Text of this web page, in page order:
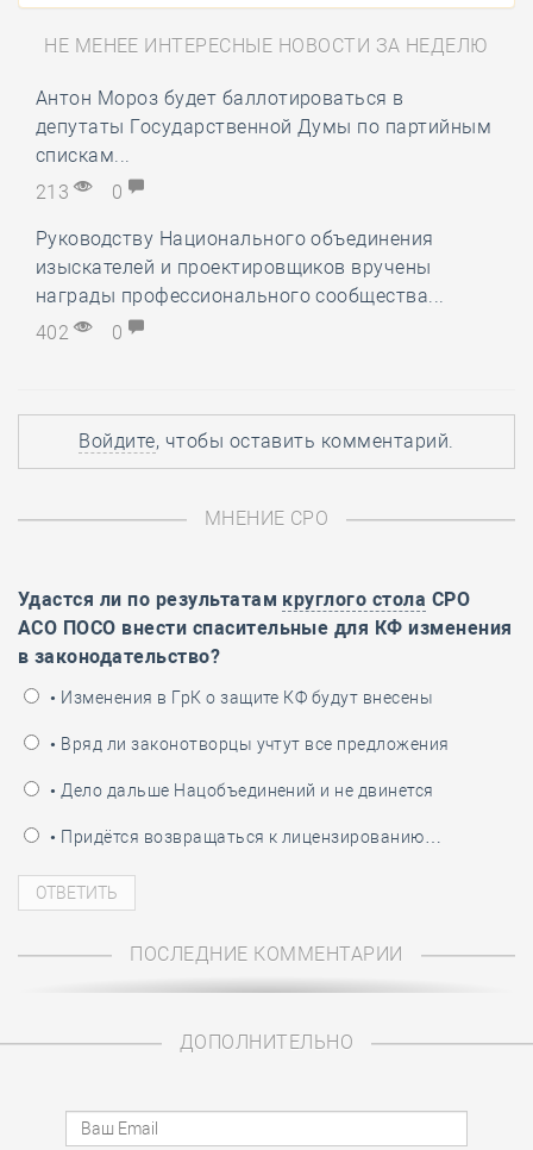
НЕ МЕНЕЕ ИНТЕРЕСНЫЕ НОВОСТИ ЗА НЕДЕЛЮ
Антон Мороз будет баллотироваться в
депутаты Государственной Думы по партийным
спискам...
213
0
Руководству Национального объединения
изыскателей и проектировщиков вручены
награды профессионального сообщества...
402
0
Войдите, чтобы оставить комментарий.
МНЕНИЕ СРО
Удастся ли по результатам круглого стола СРО
АСО ПОСО внести спасительные для КФ изменения
в законодательство?
• Изменения в ГрК о защите КФ будут внесены
• Вряд ли законотворцы учтут все предложения
• Дело дальше Нацобъединений и не двинется
• Придётся возвращаться к лицензированию…
ПОСЛЕДНИЕ КОММЕНТАРИИ
ДОПОЛНИТЕЛЬНО